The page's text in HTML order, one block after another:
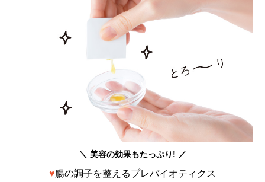
＼ 美容の効果もたっぷり! ／
♥腸の調子を整えるプレバイオティクス